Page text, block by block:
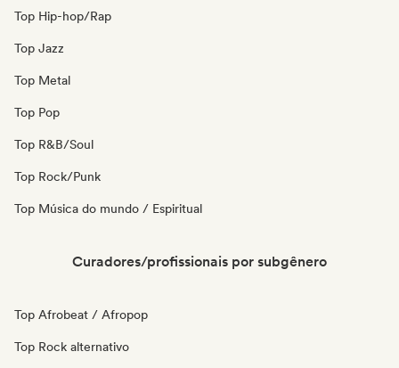
Top Hip-hop/Rap
Top Jazz
Top Metal
Top Pop
Top R&B/Soul
Top Rock/Punk
Top Música do mundo / Espiritual
Curadores/profissionais por subgênero
Top Afrobeat / Afropop
Top Rock alternativo